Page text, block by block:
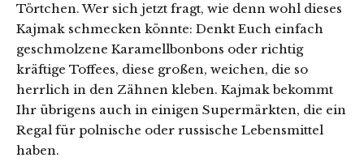
Törtchen. Wer sich jetzt fragt, wie denn wohl dieses
Kajmak schmecken könnte: Denkt Euch einfach
geschmolzene Karamellbonbons oder richtig
kräftige Toffees, diese großen, weichen, die so
herrlich in den Zähnen kleben. Kajmak bekommt
Ihr übrigens auch in einigen Supermärkten, die ein
Regal für polnische oder russische Lebensmittel
haben.